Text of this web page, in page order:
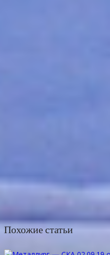
Похожие статьи